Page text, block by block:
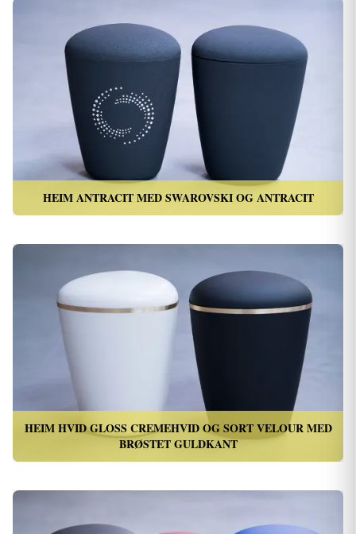
HEIM ANTRACIT MED SWAROVSKI OG ANTRACIT
HEIM HVID GLOSS CREMEHVID OG SORT VELOUR MED
BRØSTET GULDKANT